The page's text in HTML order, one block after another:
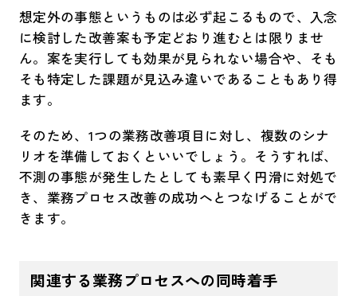
想定外の事態というものは必ず起こるもので、入念
に検討した改善案も予定どおり進むとは限りませ
ん。案を実行しても効果が見られない場合や、そも
そも特定した課題が見込み違いであることもあり得
ます。
そのため、1つの業務改善項目に対し、複数のシナ
リオを準備しておくといいでしょう。そうすれば、
不測の事態が発生したとしても素早く円滑に対処で
き、業務プロセス改善の成功へとつなげることがで
きます。
関連する業務プロセスへの同時着手